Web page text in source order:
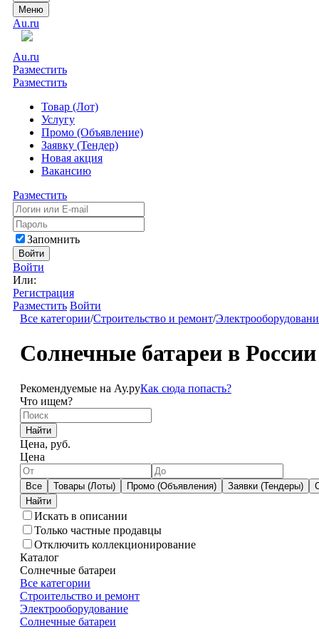
Меню
Au.ru
Au.ru
Разместить
Разместить
Товар (Лот)
Услугу
Промо (Объявление)
Заявку (Тендер)
Новая акция
Вакансию
Разместить
Запомнить
Войти
Войти
Или:
Регистрация
Разместить Войти
Все категории/Строительство и ремонт/
Солнечные батареи в России
Рекомендуемые на Ау.руКак сюда попасть?
Что ищем?
Найти
Цена, руб.
Цена
Все Товары (Лоты) Промо (Объявления) Заявки (Тендеры)
Искать в описании
Только частные продавцы
Отключить коллекционирование
Каталог
Солнечные батареи
Все категории
Строительство и ремонт
Электрооборудование
Солнечные батареи